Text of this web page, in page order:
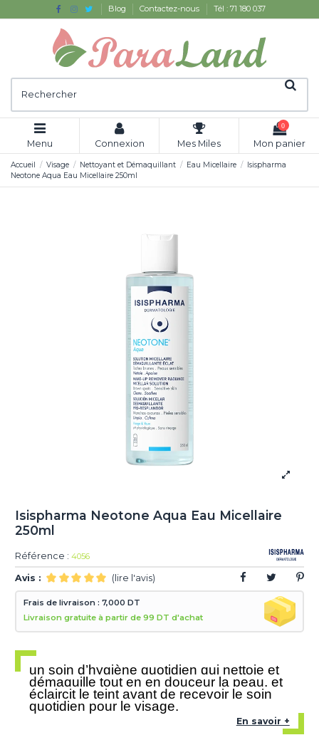
Blog Contactez-nous Tél : 71 180 037
Menu Connexion Mes Miles
0
Mon panier
Accueil Visage Nettoyant et Démaquillant Eau Micellaire
Isispharma
Neotone Aqua Eau Micellaire 250ml
Isispharma Neotone Aqua Eau Micellaire
250ml
Référence : 4056
Avis : (lire l'avis)
Frais de livraison : 7,000 DT
Livraison gratuite à partir de 99 DT d'achat
un soin d’hygiène quotidien qui nettoie et
démaquille tout en en douceur la peau, et
éclaircit le teint avant de recevoir le soin
quotidien pour le visage.
En savoir +